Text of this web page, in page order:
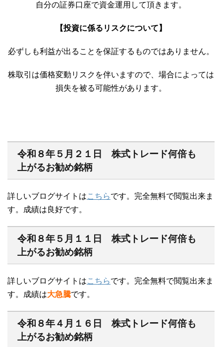
自分の証券口座で資金運用して頂きます。
【投資に係るリスクについて】
必ずしも利益が出ることを保証するものではありません。
株取引は価格変動リスクを伴いますので、場合によっては
損失を被る可能性があります。
令和８年５月２１日 株式トレード何倍も
上がるお勧め銘柄
詳しいブログサイトはこちらです。完全無料で閲覧出来ま
す。成績は良好です。
令和８年５月１１日 株式トレード何倍も
上がるお勧め銘柄
詳しいブログサイトはこちらです。完全無料で閲覧出来ま
す。成績は大急騰です。
令和８年４月１６日 株式トレード何倍も
上がるお勧め銘柄